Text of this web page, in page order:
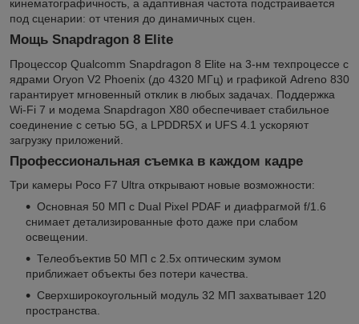
кинематографичность, а адаптивная частота подстраивается
под сценарии: от чтения до динамичных сцен.
Мощь Snapdragon 8 Elite
Процессор Qualcomm Snapdragon 8 Elite на 3-нм техпроцессе с
ядрами Oryon V2 Phoenix (до 4320 МГц) и графикой Adreno 830
гарантирует мгновенный отклик в любых задачах. Поддержка
Wi-Fi 7 и модема Snapdragon X80 обеспечивает стабильное
соединение с сетью 5G, а LPDDR5X и UFS 4.1 ускоряют
загрузку приложений.
Профессиональная съемка в каждом кадре
Три камеры Poco F7 Ultra открывают новые возможности:
Основная 50 МП с Dual Pixel PDAF и диафрагмой f/1.6
снимает детализированные фото даже при слабом
освещении.
Телеобъектив 50 МП с 2.5x оптическим зумом
приближает объекты без потери качества.
Сверхширокоугольный модуль 32 МП захватывает 120
пространства.